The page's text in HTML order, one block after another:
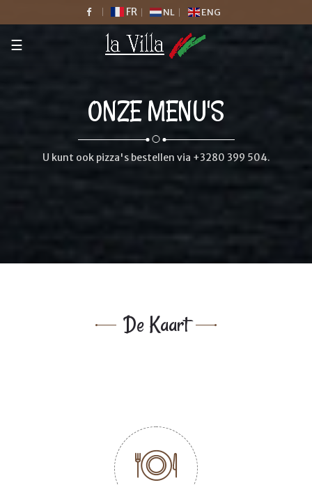
FR NL ENG
☰
ONZE MENU'S
U kunt ook pizza's bestellen via +3280 399 504.
De Kaart